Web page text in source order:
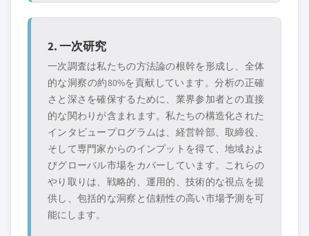
2. 一次研究
一次調査は私たちの方法論の根幹を形成し、全体
的な洞察の約80%を貢献しています。分析の正確
さと深さを確保するために、業界参加者との直接
的な関わりが含まれます。私たちの構造化された
インタビュープログラムは、経営幹部、取締役、
そして専門家からのインプットを得て、地域およ
びグローバル市場をカバーしています。これらの
やり取りは、戦略的、運用的、技術的な視点を提
供し、包括的な洞察と信頼性の高い市場予測を可
能にします。